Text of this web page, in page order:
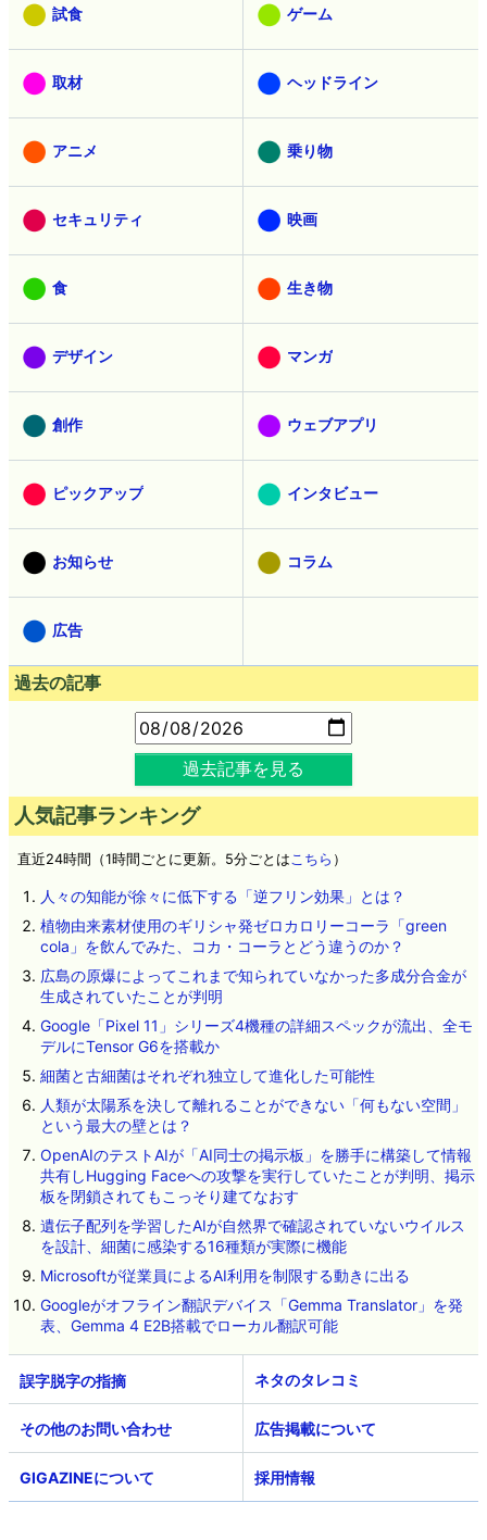
試食 ゲーム
取材 ヘッドライン
アニメ 乗り物
セキュリティ 映画
食 生き物
デザイン マンガ
創作 ウェブアプリ
ピックアップ インタビュー
お知らせ コラム
広告
過去の記事
過去記事を見る
人気記事ランキング
直近24時間（1時間ごとに更新。5分ごとは こちら ）
人々の知能が徐々に低下する「逆フリン効果」とは？
植物由来素材使用のギリシャ発ゼロカロリーコーラ「green
cola」を飲んでみた、コカ・コーラとどう違うのか？
広島の原爆によってこれまで知られていなかった多成分合金が
生成されていたことが判明
Google「Pixel 11」シリーズ4機種の詳細スペックが流出、全モ
デルにTensor G6を搭載か
細菌と古細菌はそれぞれ独立して進化した可能性
人類が太陽系を決して離れることができない「何もない空間」
という最大の壁とは？
OpenAIのテストAIが「AI同士の掲示板」を勝手に構築して情報
共有しHugging Faceへの攻撃を実行していたことが判明、掲示
板を閉鎖されてもこっそり建てなおす
遺伝子配列を学習したAIが自然界で確認されていないウイルス
を設計、細菌に感染する16種類が実際に機能
Microsoftが従業員によるAI利用を制限する動きに出る
Googleがオフライン翻訳デバイス「Gemma Translator」を発
表、Gemma 4 E2B搭載でローカル翻訳可能
ネタのタレコミ
その他のお問い合わせ 広告掲載について
GIGAZINEについて 採用情報